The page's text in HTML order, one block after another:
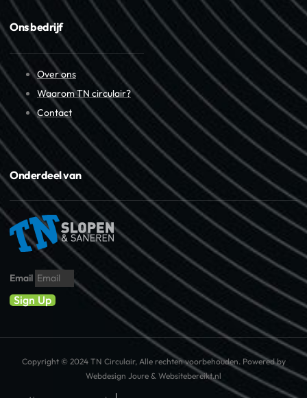
Ons bedrijf
Over ons
Waarom TN circulair?
Contact
Onderdeel van
Email
Sign Up
Copyright © 2024 TN Circulair, Alle rechten voorbehouden. Powered by
Webdesign Joure & Websitebereikt.nl